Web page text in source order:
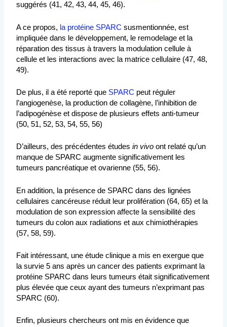
suggérés (41, 42, 43, 44, 45, 46).
A ce propos, la protéine SPARC susmentionnée, est
impliquée dans le développement, le remodelage et la
réparation des tissus à travers la modulation cellule à
cellule et les interactions avec la matrice cellulaire (47, 48,
49).
De plus, il a été reporté que SPARC peut réguler
l’angiogenèse, la production de collagène, l’inhibition de
l’adipogénèse et dispose de plusieurs effets anti-tumeur
(50, 51, 52, 53, 54, 55, 56)
D’ailleurs, des précédentes étudesin vivoont relaté qu’un
manque de SPARC augmente significativement les
tumeurs pancréatique et ovarienne (55, 56).
En addition, la présence de SPARC dans des lignées
cellulaires cancéreuse réduit leur prolifération (64, 65) et la
modulation de son expression affecte la sensibilité des
tumeurs du colon aux radiations et aux chimiothérapies
(57, 58, 59).
Fait intéressant, une étude clinique a mis en exergue que
la survie 5 ans après un cancer des patients exprimant la
protéine SPARC dans leurs tumeurs était significativement
plus élevée que ceux ayant des tumeurs n’exprimant pas
SPARC (60).
Enfin, plusieurs chercheurs ont mis en évidence que